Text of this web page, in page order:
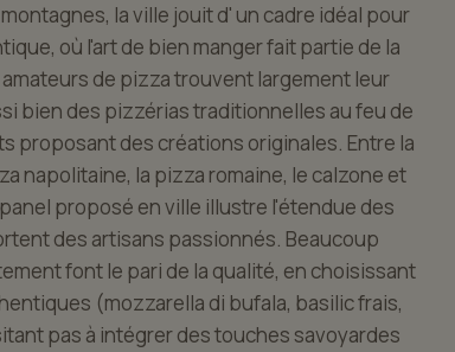
la ville jouit d' un cadre idéal pour
où l'art de bien manger fait partie de la
amateurs de pizza trouvent largement leur
bien des pizzérias traditionnelles au feu de
proposant des créations originales. Entre la
napolitaine, la pizza romaine, le calzone et
proposé en ville illustre l'étendue des
des artisans passionnés. Beaucoup
font le pari de la qualité, en choisissant
(mozzarella di bufala, basilic frais,
pas à intégrer des touches savoyardes